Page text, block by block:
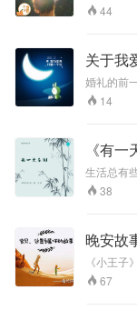
期更新原
是让人捉
44
关于我
婚礼的前
见面。我
你一个人
14
《有
生活总有
不情愿，
一切。
38
晚安故
《小王子
佩里于
小王子的
67